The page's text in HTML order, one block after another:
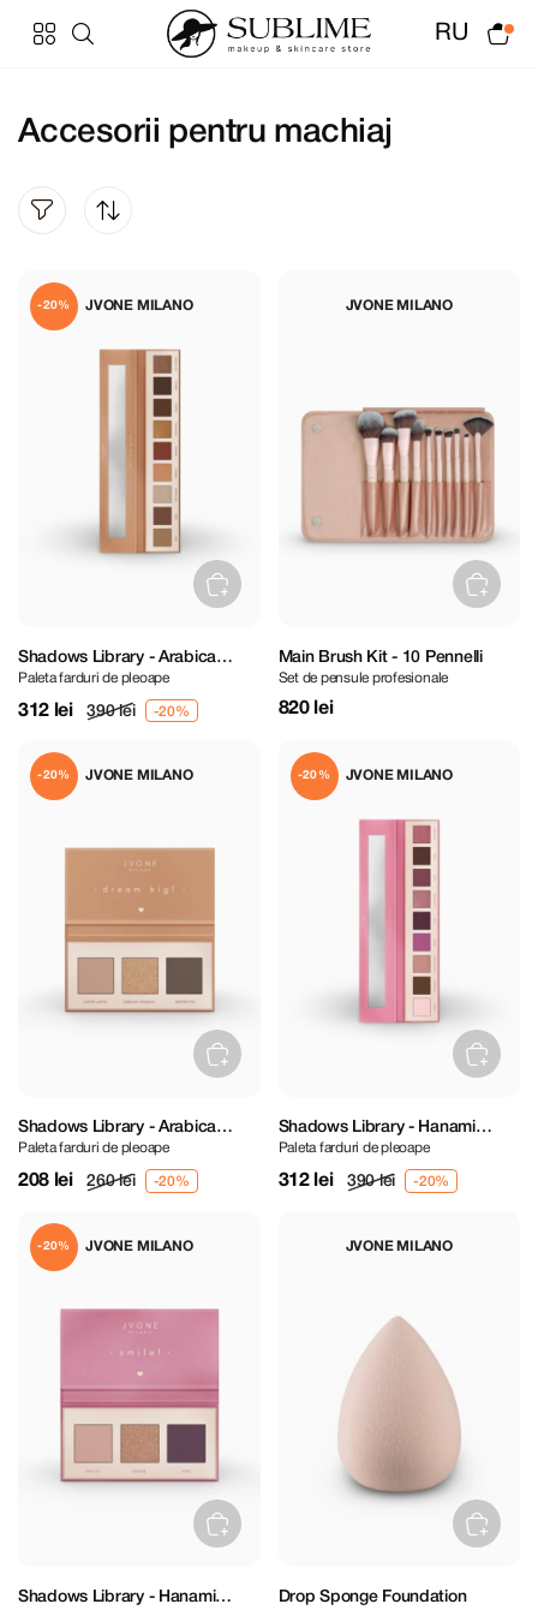
RU
Accesorii pentru machiaj
JVONE MILANO
-20%
Shadows Library - Arabica
Eyeshadow Palette
Paleta farduri de pleoape
312 lei 390 lei
JVONE MILANO
Main Brush Kit - 10 Pennelli
Set de pensule profesionale
820 lei
JVONE MILANO
-20%
Shadows Library - Arabica
Petite Eyeshadow Palette
Paleta farduri de pleoape
208 lei 260 lei
JVONE MILANO
-20%
Shadows Library - Hanami
Eyeshadow Palette
Paleta farduri de pleoape
312 lei 390 lei
JVONE MILANO
-20%
Shadows Library - Hanami
JVONE MILANO
Drop Sponge Foundation